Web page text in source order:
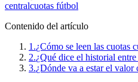
centralcuotas fútbol
Contenido del artículo
1.¿Cómo se leen las cuotas
2.¿Qué dice el historial
3.¿Dónde va a estar el valor